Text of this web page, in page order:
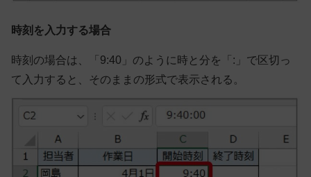
時刻を入力する場合
時刻の場合は、「9:40」のように時と分を「:」で区切っ
て入力すると、そのままの形式で表示される。